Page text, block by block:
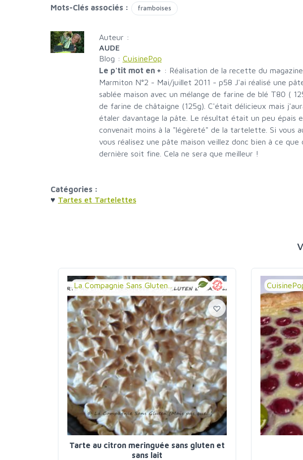
Mots-Clés associés : framboises
Auteur :
AUDE
Blog : CuisinePop
Le p'tit mot en + : Réalisation de la recette du magazine
Marmiton N°2 - Mai/juillet 2011 - p58 J'ai réalisé une
sablée maison avec un mélange de farine de blé T80 (
de farine de châtaigne (125g). C'était délicieux mais
étaler davantage la pâte. Le résultat était un peu épais
convenait moins à la "légèreté" de la tartelette. Si vous
vous réalisez une pâte maison veillez donc bien à ce
dernière soit fine. Cela ne sera que meilleur !
Catégories :
♥ Tartes et Tartelettes
La Compagnie Sans Gluten...
Tarte au citron meringuée sans gluten et
sans lait